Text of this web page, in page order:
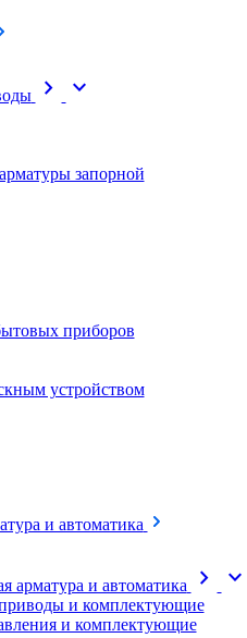
chevron_right expand_more
запорной
приборов
устройством
и автоматика
арматура и автоматика
chevron_right expand_more
и комплектующие
и комплектующие